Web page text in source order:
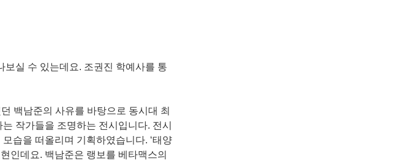
실 수 있는데요. 조권진 학예사를 통
백남준의 사유를 바탕으로 동시대 최
작가들을 조명하는 전시입니다. 전시
습을 떠올리며 기획하였습니다. ‘태양
인데요. 백남준은 랭보를 베타맥스의